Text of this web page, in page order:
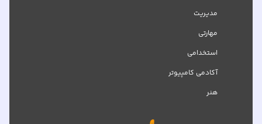
مدیریت
مهارتی
استخدامی
آکادمی کامپیوتر
هنر